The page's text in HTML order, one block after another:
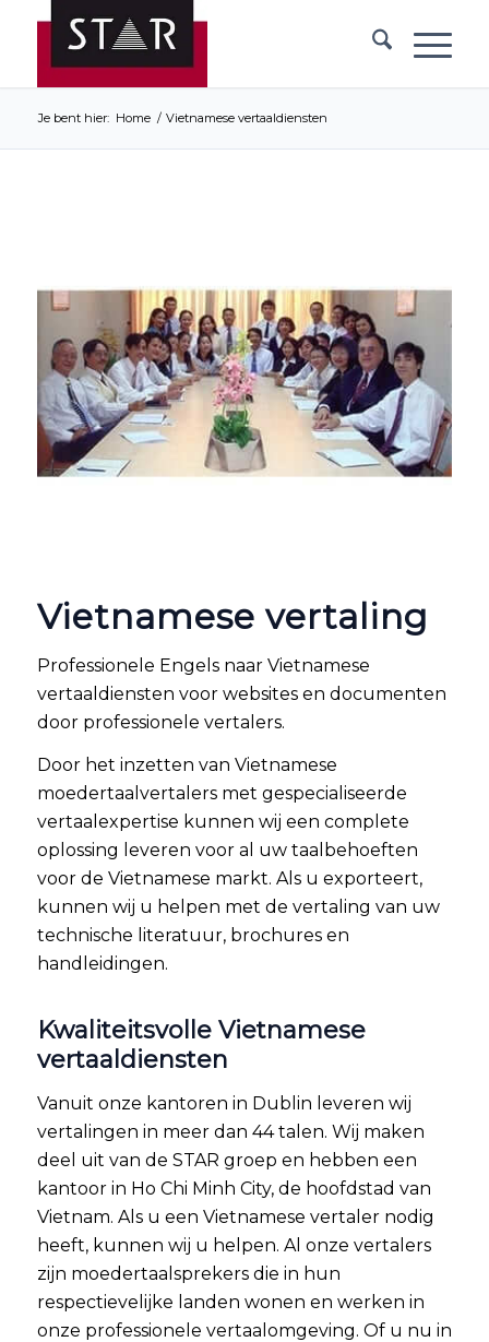
Je bent hier: Home / Vietnamese vertaaldiensten
Vietnamese vertaling
Professionele Engels naar Vietnamese
vertaaldiensten voor websites en documenten
door professionele vertalers.
Door het inzetten van Vietnamese
moedertaalvertalers met gespecialiseerde
vertaalexpertise kunnen wij een complete
oplossing leveren voor al uw taalbehoeften
voor de Vietnamese markt. Als u exporteert,
kunnen wij u helpen met de vertaling van uw
technische literatuur, brochures en
handleidingen.
Kwaliteitsvolle Vietnamese
vertaaldiensten
Vanuit onze kantoren in Dublin leveren wij
vertalingen in meer dan 44 talen. Wij maken
deel uit van de STAR groep en hebben een
kantoor in Ho Chi Minh City, de hoofdstad van
Vietnam. Als u een Vietnamese vertaler nodig
heeft, kunnen wij u helpen. Al onze vertalers
zijn moedertaalsprekers die in hun
respectievelijke landen wonen en werken in
onze professionele vertaalomgeving. Of u nu in